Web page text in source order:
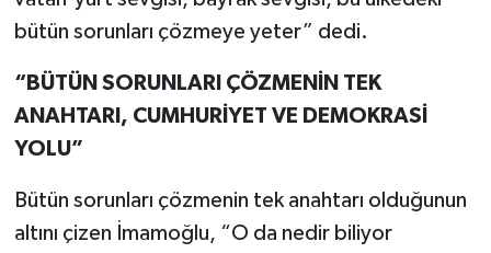
bütün sorunları çözmeye yeter” dedi.
“BÜTÜN SORUNLARI ÇÖZMENİN TEK
ANAHTARI, CUMHURİYET VE DEMOKRASİ
YOLU”
Bütün sorunları çözmenin tek anahtarı olduğunun
altını çizen İmamoğlu, “O da nedir biliyor